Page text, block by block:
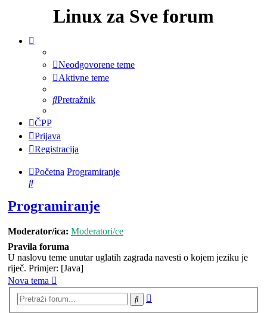
Linux za Sve forum
Neodgovorene teme
Aktivne teme
Pretražnik
ČPP
Prijava
Registracija
Početna Programiranje
Pretražnik
Programiranje
Moderator/ica: Moderatori/ce
Pravila foruma
U naslovu teme unutar uglatih zagrada navesti o kojem jeziku je
riječ. Primjer: [Java]
Nova tema
Pretražnik